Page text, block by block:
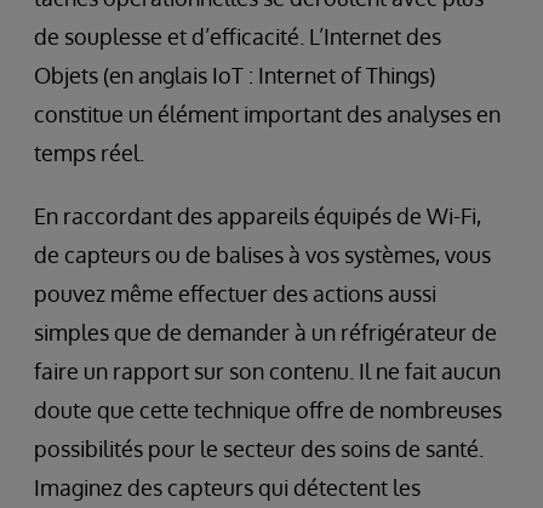
de souplesse et d’efficacité. L’Internet des
Objets (en anglais IoT : Internet of Things)
constitue un élément important des analyses en
temps réel.
En raccordant des appareils équipés de Wi-Fi,
de capteurs ou de balises à vos systèmes, vous
pouvez même effectuer des actions aussi
simples que de demander à un réfrigérateur de
faire un rapport sur son contenu. Il ne fait aucun
doute que cette technique offre de nombreuses
possibilités pour le secteur des soins de santé.
Imaginez des capteurs qui détectent les